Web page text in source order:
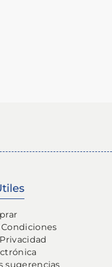
sugerencias